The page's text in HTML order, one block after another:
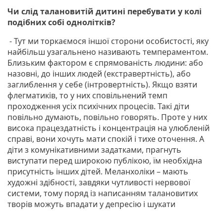
Чи слід талановитій дитині перебувати у колі
подібних собі однолітків?
- Тут ми торкаємося іншої сторони особистості, яку
найбільш узагальнено називають темпераментом.
Близьким фактором є спрямованість людини: або
назовні, до інших людей (екстравертність), або
заглиблення у себе (інтровертність). Якщо взяти
флегматиків, то у них сповільнений темп
проходження усіх психічних процесів. Такі діти
повільно думають, повільно говорять. Проте у них
висока працездатність і концентрація на улюбленій
справі, вони хочуть мати спокій і тихе оточення. А
діти з комунікативними задатками, прагнуть
виступати перед широкою публікою, їм необхідна
присутність інших дітей. Меланхоліки – мають
художні здібності, завдяки чутливості нервової
системи, тому поряд із написанням талановитих
творів можуть впадати у депресію і шукати